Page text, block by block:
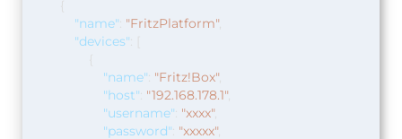
{
"name": "FritzPlatform",
"devices":
{
"name": "Fritz!Box",
"host": "192.168.178.1",
"username": "xxxx",
"password": "xxxxx",